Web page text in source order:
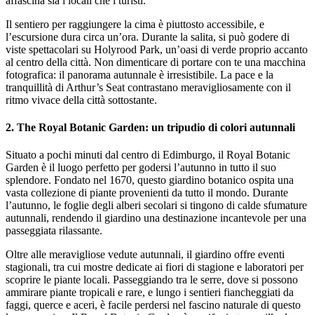
Il sentiero per raggiungere la cima è piuttosto accessibile, e
l’escursione dura circa un’ora. Durante la salita, si può godere di
viste spettacolari su Holyrood Park, un’oasi di verde proprio accanto
al centro della città. Non dimenticare di portare con te una macchina
fotografica: il panorama autunnale è irresistibile. La pace e la
tranquillità di Arthur’s Seat contrastano meravigliosamente con il
ritmo vivace della città sottostante.
2. The Royal Botanic Garden: un tripudio di colori autunnali
Situato a pochi minuti dal centro di Edimburgo, il Royal Botanic
Garden è il luogo perfetto per godersi l’autunno in tutto il suo
splendore. Fondato nel 1670, questo giardino botanico ospita una
vasta collezione di piante provenienti da tutto il mondo. Durante
l’autunno, le foglie degli alberi secolari si tingono di calde sfumature
autunnali, rendendo il giardino una destinazione incantevole per una
passeggiata rilassante.
Oltre alle meravigliose vedute autunnali, il giardino offre eventi
stagionali, tra cui mostre dedicate ai fiori di stagione e laboratori per
scoprire le piante locali. Passeggiando tra le serre, dove si possono
ammirare piante tropicali e rare, e lungo i sentieri fiancheggiati da
faggi, querce e aceri, è facile perdersi nel fascino naturale di questo